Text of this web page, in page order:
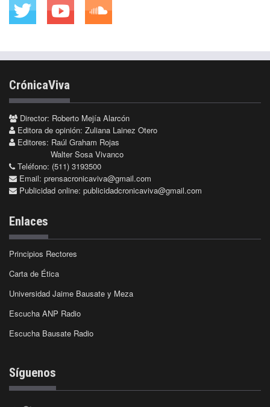
CrónicaViva
Director: Roberto Mejía Alarcón
Editora de opinión: Zuliana Lainez Otero
Editores: Raúl Graham Rojas
Walter Sosa Vivanco
Teléfono: (511) 3193500
Email: prensacronicaviva@gmail.com
Publicidad online: publicidadcronicaviva@gmail.com
Enlaces
Principios Rectores
Carta de Ética
Universidad Jaime Bausate y Meza
Escucha ANP Radio
Escucha Bausate Radio
Síguenos